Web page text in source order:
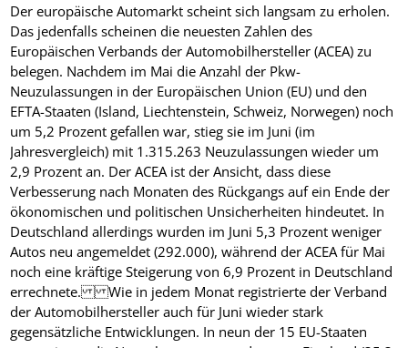
Der europäische Automarkt scheint sich langsam zu erholen.
Das jedenfalls scheinen die neuesten Zahlen des
Europäischen Verbands der Automobilhersteller (ACEA) zu
belegen. Nachdem im Mai die Anzahl der Pkw-
Neuzulassungen in der Europäischen Union (EU) und den
EFTA-Staaten (Island, Liechtenstein, Schweiz, Norwegen) noch
um 5,2 Prozent gefallen war, stieg sie im Juni (im
Jahresvergleich) mit 1.315.263 Neuzulassungen wieder um
2,9 Prozent an. Der ACEA ist der Ansicht, dass diese
Verbesserung nach Monaten des Rückgangs auf ein Ende der
ökonomischen und politischen Unsicherheiten hindeutet. In
Deutschland allerdings wurden im Juni 5,3 Prozent weniger
Autos neu angemeldet (292.000), während der ACEA für Mai
noch eine kräftige Steigerung von 6,9 Prozent in Deutschland
errechnete. Wie in jedem Monat registrierte der Verband
der Automobilhersteller auch für Juni wieder stark
gegensätzliche Entwicklungen. In neun der 15 EU-Staaten